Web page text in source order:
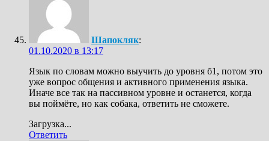
Шапокляк:
01.10.2020 в 13:17
Язык по словам можно выучить до уровня б1, потом это
уже вопрос общения и активного применения языка.
Иначе все так на пассивном уровне и останется, когда
вы поймёте, но как собака, ответить не сможете.
Загрузка...
Ответить